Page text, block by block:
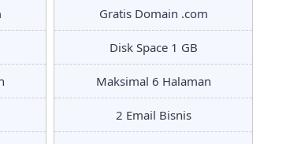
Gratis Domain .com
Disk Space 1 GB
Maksimal 6 Halaman
2 Email Bisnis